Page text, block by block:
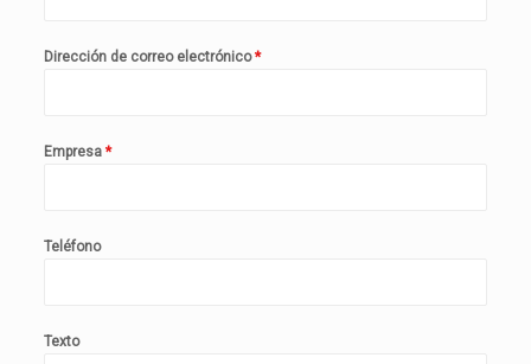
Dirección de correo electrónico*
Empresa *
Teléfono
Texto